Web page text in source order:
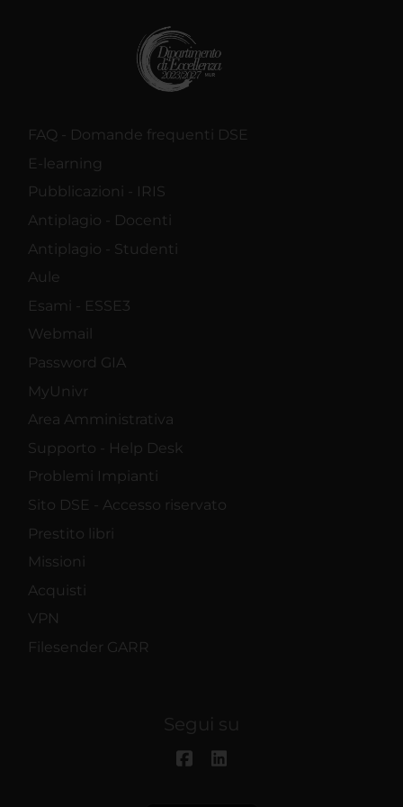
FAQ - Domande frequenti DSE
E-learning
Pubblicazioni - IRIS
Antiplagio - Docenti
Antiplagio - Studenti
Aule
Esami - ESSE3
Webmail
Password GIA
MyUnivr
Area Amministrativa
Supporto - Help Desk
Problemi Impianti
Sito DSE - Accesso riservato
Prestito libri
Missioni
Acquisti
VPN
Filesender GARR
Segui su